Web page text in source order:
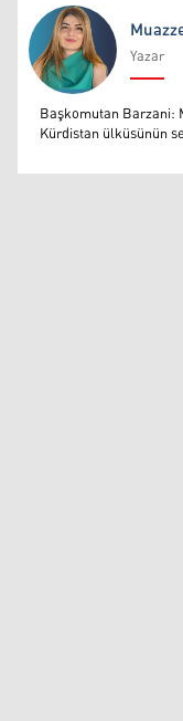
Muazzez Baktaş
Yazar
Başkomutan Barzani:
Kürdistan ülküsünün